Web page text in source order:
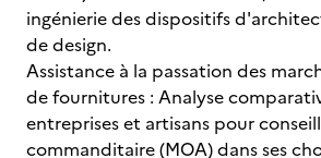
ingénierie des dispositifs
de design.
Assistance à la passation des
de fournitures : Analyse
entreprises et artisans pour
commanditaire (MOA) dans ses